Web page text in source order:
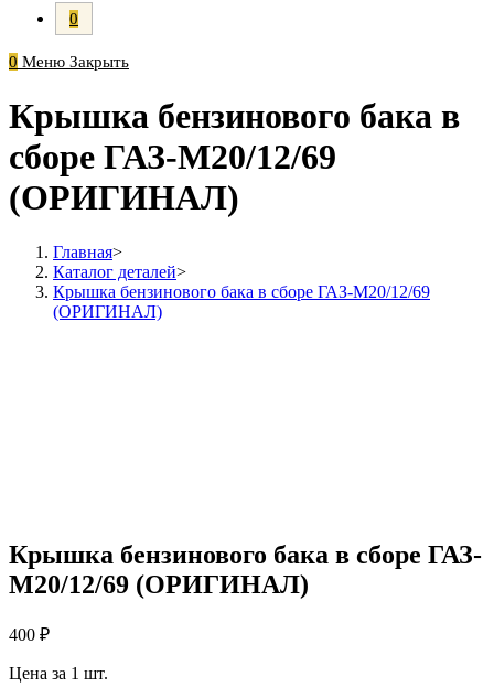
0
0 Меню Закрыть
Крышка бензинового бака в
сборе ГАЗ-М20/12/69
(ОРИГИНАЛ)
Главная>
Каталог деталей>
Крышка бензинового бака в сборе ГАЗ-М20/12/69
(ОРИГИНАЛ)
Крышка бензинового бака в сборе ГАЗ-
М20/12/69 (ОРИГИНАЛ)
400 ₽
Цена за 1 шт.